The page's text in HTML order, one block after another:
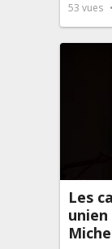
53 vues
Les